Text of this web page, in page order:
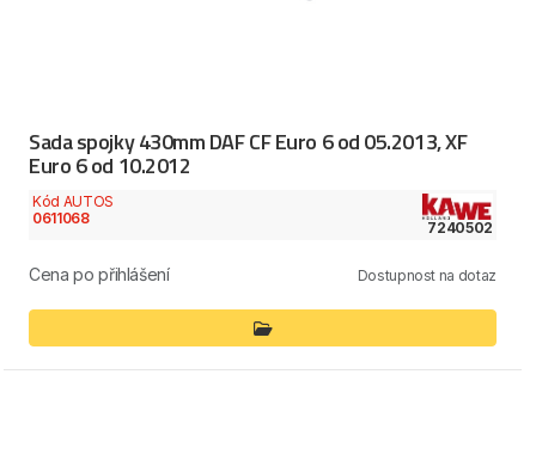
Sada spojky 430mm DAF CF Euro 6 od 05.2013, XF
Euro 6 od 10.2012
Kód AUTOS
0611068
7240502
Cena po přihlášení Dostupnost na dotaz